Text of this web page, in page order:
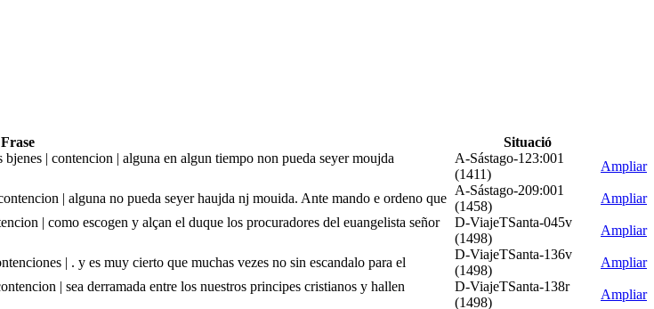
Frase
Situació
| contencion | alguna en algun tiempo non pueda seyer moujda
A-Sástago-123:001
(1411)
Ampliar
| alguna no pueda seyer haujda nj mouida. Ante mando e ordeno que
A-Sástago-209:001
(1458)
Ampliar
| como escogen y alçan el duque los procuradores del euangelista señor
D-ViajeTSanta-045v
(1498)
Ampliar
| . y es muy cierto que muchas vezes no sin escandalo para el
D-ViajeTSanta-136v
(1498)
Ampliar
| sea derramada entre los nuestros principes cristianos y hallen
D-ViajeTSanta-138r
(1498)
Ampliar